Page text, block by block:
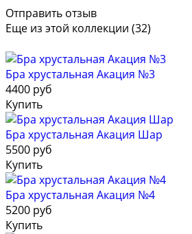
Отправить отзыв
Еще из этой коллекции (32)
Бра хрустальная Акация №3
4400 руб
Купить
Бра хрустальная Акация Шар
5500 руб
Купить
Бра хрустальная Акация №4
5200 руб
Купить